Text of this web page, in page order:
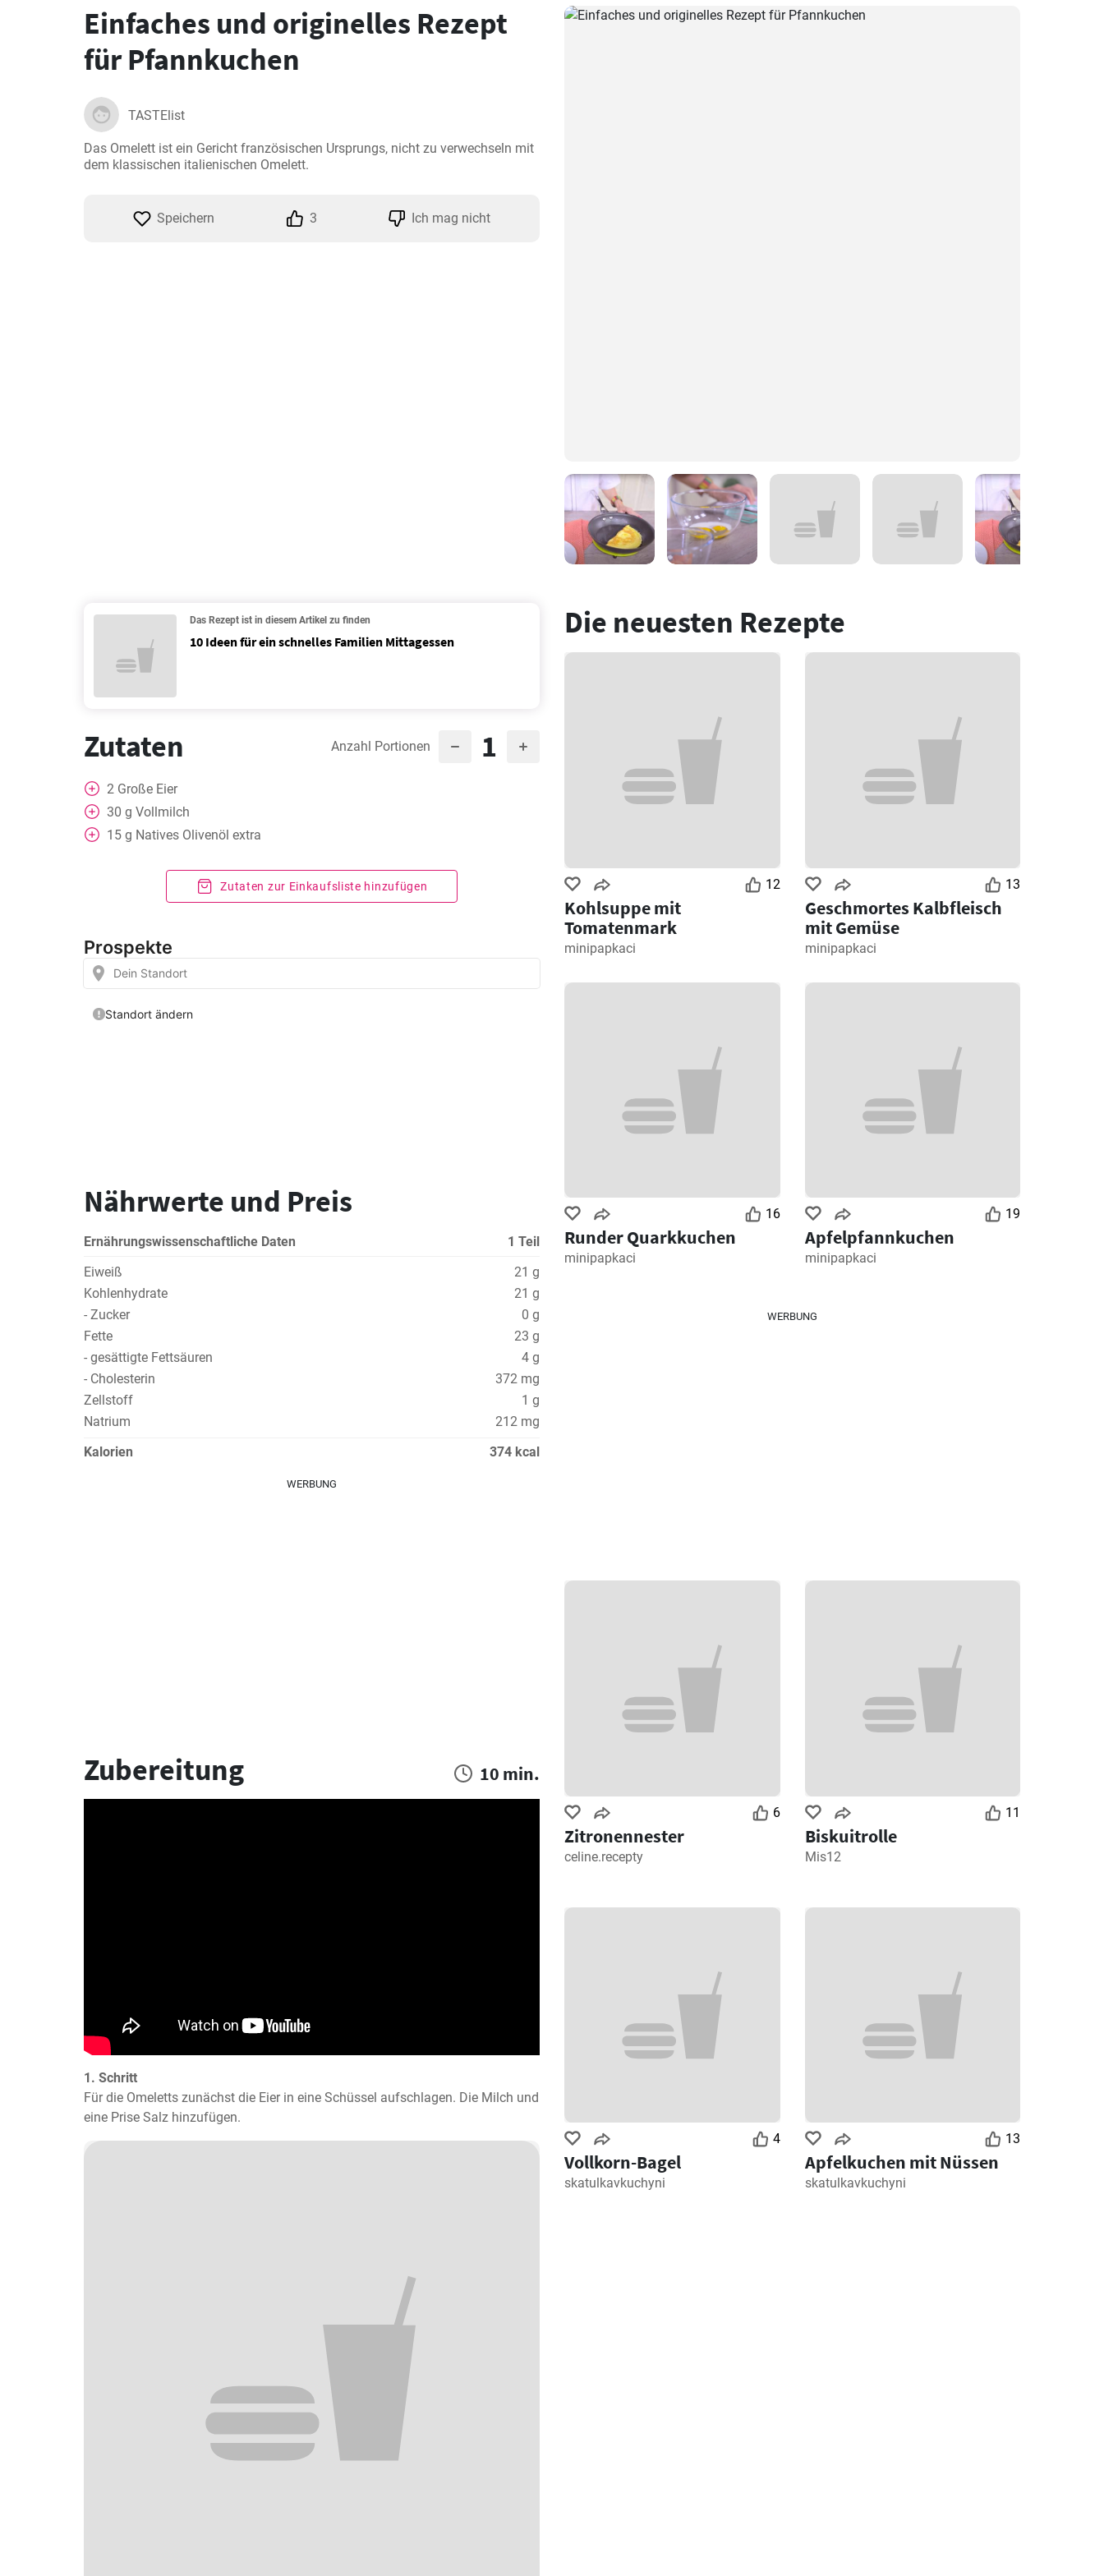
Einfaches und originelles Rezept
für Pfannkuchen
TASTElist
Das Omelett ist ein Gericht französischen Ursprungs, nicht zu verwechseln mit
dem klassischen italienischen Omelett.
Speichern 3 Ich mag nicht
Das Rezept ist in diesem Artikel zu finden
10 Ideen für ein schnelles Familien Mittagessen
Zutaten Anzahl Portionen 1
2 Große Eier
30 g Vollmilch
15 g Natives Olivenöl extra
Zutaten zur Einkaufsliste hinzufügen
Nährwerte und Preis
Ernährungswissenschaftliche Daten
1 Teil
Eiweiß
21 g
Kohlenhydrate
21 g
- Zucker
0 g
Fette
23 g
- gesättigte Fettsäuren
4 g
- Cholesterin
372 mg
Zellstoff
1 g
Natrium
212 mg
Kalorien
374 kcal
WERBUNG
Zubereitung 10 min.
1. Schritt
Für die Omeletts zunächst die Eier in eine Schüssel aufschlagen. Die Milch und
eine Prise Salz hinzufügen.
Die neuesten Rezepte
12
Kohlsuppe mit
Tomatenmark
minipapkaci
13
Geschmortes Kalbfleisch
mit Gemüse
minipapkaci
16
Runder Quarkkuchen
minipapkaci
19
Apfelpfannkuchen
minipapkaci
WERBUNG
6
Zitronennester
celine.recepty
11
Biskuitrolle
Mis12
4
Vollkorn-Bagel
skatulkavkuchyni
13
Apfelkuchen mit Nüssen
skatulkavkuchyni